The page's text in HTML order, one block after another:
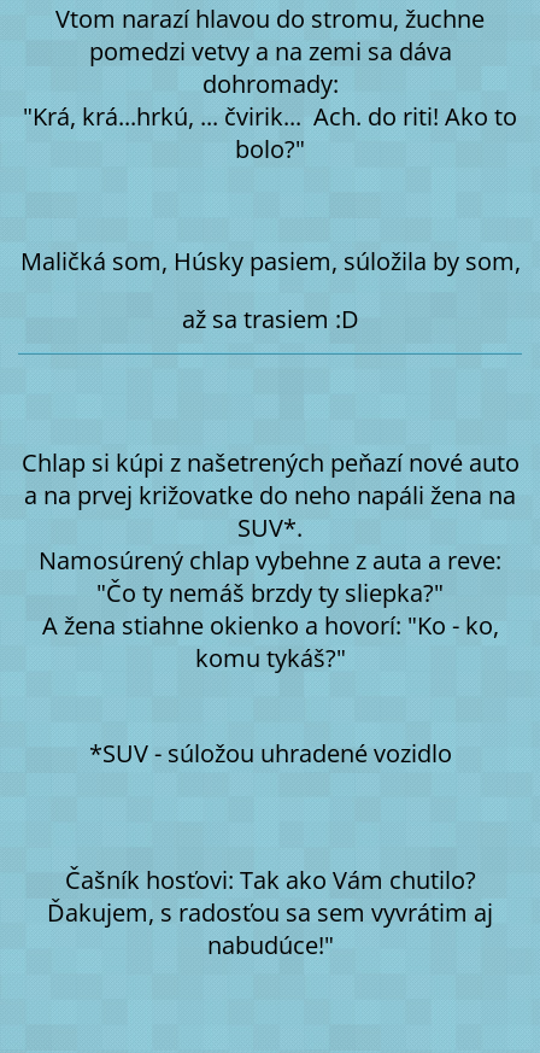
Vtom narazí hlavou do stromu, žuchne
pomedzi vetvy a na zemi sa dáva
dohromady:
"Krá, krá...hrkú, ... čvirik... Ach. do riti! Ako to
bolo?"
Maličká som, Húsky pasiem, súložila by som,
až sa trasiem :D
Chlap si kúpi z našetrených peňazí nové auto
a na prvej križovatke do neho napáli žena na
SUV*.
Namosúrený chlap vybehne z auta a reve:
"Čo ty nemáš brzdy ty sliepka?"
A žena stiahne okienko a hovorí: "Ko - ko,
komu tykáš?"
*SUV - súložou uhradené vozidlo
Čašník hosťovi: Tak ako Vám chutilo?
Ďakujem, s radosťou sa sem vyvrátim aj
nabudúce!"